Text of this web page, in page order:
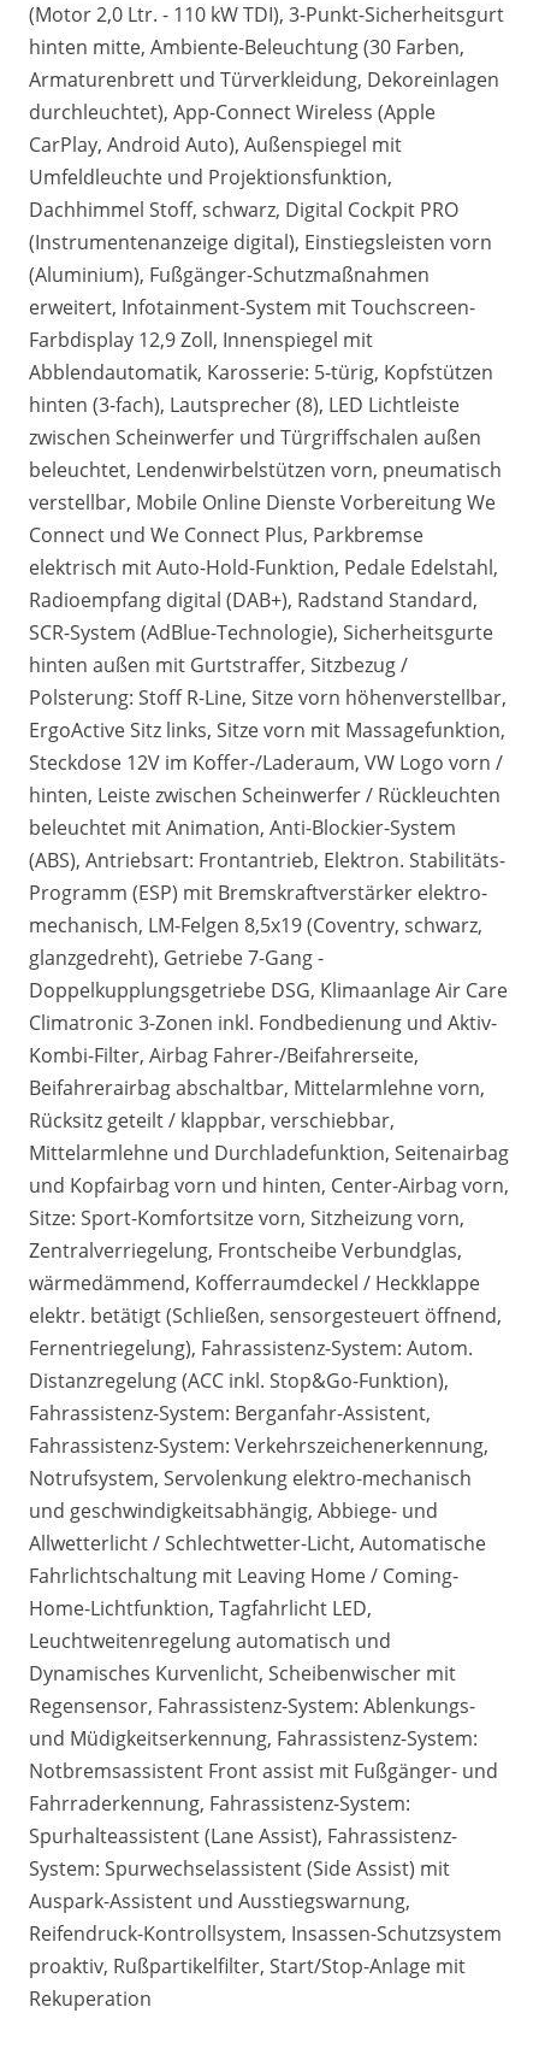
(Motor 2,0 Ltr. - 110 kW TDI), 3-Punkt-Sicherheitsgurt
hinten mitte, Ambiente-Beleuchtung (30 Farben,
Armaturenbrett und Türverkleidung, Dekoreinlagen
durchleuchtet), App-Connect Wireless (Apple
CarPlay, Android Auto), Außenspiegel mit
Umfeldleuchte und Projektionsfunktion,
Dachhimmel Stoff, schwarz, Digital Cockpit PRO
(Instrumentenanzeige digital), Einstiegsleisten vorn
(Aluminium), Fußgänger-Schutzmaßnahmen
erweitert, Infotainment-System mit Touchscreen-
Farbdisplay 12,9 Zoll, Innenspiegel mit
Abblendautomatik, Karosserie: 5-türig, Kopfstützen
hinten (3-fach), Lautsprecher (8), LED Lichtleiste
zwischen Scheinwerfer und Türgriffschalen außen
beleuchtet, Lendenwirbelstützen vorn, pneumatisch
verstellbar, Mobile Online Dienste Vorbereitung We
Connect und We Connect Plus, Parkbremse
elektrisch mit Auto-Hold-Funktion, Pedale Edelstahl,
Radioempfang digital (DAB+), Radstand Standard,
SCR-System (AdBlue-Technologie), Sicherheitsgurte
hinten außen mit Gurtstraffer, Sitzbezug /
Polsterung: Stoff R-Line, Sitze vorn höhenverstellbar,
ErgoActive Sitz links, Sitze vorn mit Massagefunktion,
Steckdose 12V im Koffer-/Laderaum, VW Logo vorn /
hinten, Leiste zwischen Scheinwerfer / Rückleuchten
beleuchtet mit Animation, Anti-Blockier-System
(ABS), Antriebsart: Frontantrieb, Elektron. Stabilitäts-
Programm (ESP) mit Bremskraftverstärker elektro-
mechanisch, LM-Felgen 8,5x19 (Coventry, schwarz,
glanzgedreht), Getriebe 7-Gang -
Doppelkupplungsgetriebe DSG, Klimaanlage Air Care
Climatronic 3-Zonen inkl. Fondbedienung und Aktiv-
Kombi-Filter, Airbag Fahrer-/Beifahrerseite,
Beifahrerairbag abschaltbar, Mittelarmlehne vorn,
Rücksitz geteilt / klappbar, verschiebbar,
Mittelarmlehne und Durchladefunktion, Seitenairbag
und Kopfairbag vorn und hinten, Center-Airbag vorn,
Sitze: Sport-Komfortsitze vorn, Sitzheizung vorn,
Zentralverriegelung, Frontscheibe Verbundglas,
wärmedämmend, Kofferraumdeckel / Heckklappe
elektr. betätigt (Schließen, sensorgesteuert öffnend,
Fernentriegelung), Fahrassistenz-System: Autom.
Distanzregelung (ACC inkl. Stop&Go-Funktion),
Fahrassistenz-System: Berganfahr-Assistent,
Fahrassistenz-System: Verkehrszeichenerkennung,
Notrufsystem, Servolenkung elektro-mechanisch
und geschwindigkeitsabhängig, Abbiege- und
Allwetterlicht / Schlechtwetter-Licht, Automatische
Fahrlichtschaltung mit Leaving Home / Coming-
Home-Lichtfunktion, Tagfahrlicht LED,
Leuchtweitenregelung automatisch und
Dynamisches Kurvenlicht, Scheibenwischer mit
Regensensor, Fahrassistenz-System: Ablenkungs-
und Müdigkeitserkennung, Fahrassistenz-System:
Notbremsassistent Front assist mit Fußgänger- und
Fahrraderkennung, Fahrassistenz-System:
Spurhalteassistent (Lane Assist), Fahrassistenz-
System: Spurwechselassistent (Side Assist) mit
Auspark-Assistent und Ausstiegswarnung,
Reifendruck-Kontrollsystem, Insassen-Schutzsystem
proaktiv, Rußpartikelfilter, Start/Stop-Anlage mit
Rekuperation